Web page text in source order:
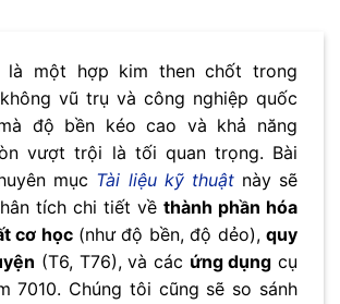
một hợp kim then chốt trong
vũ trụ và công nghiệp quốc
độ bền kéo cao và khả năng
vượt trội là tối quan trọng. Bài
mục Tài liệu kỹ thuậtnày sẽ
tích chi tiết về thành phần hóa
cơ học(như độ bền, độ dẻo),quy
(T6, T76), và các ứng dụng cụ
7010. Chúng tôi cũng sẽ so sánh